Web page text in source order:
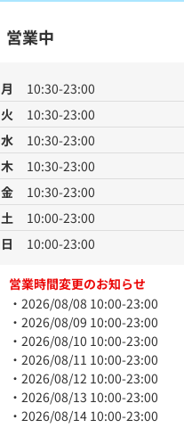
営業中
月
10:30-23:00
火
10:30-23:00
水
10:30-23:00
木
10:30-23:00
金
10:30-23:00
土
10:00-23:00
日
10:00-23:00
営業時間変更のお知らせ
2026/08/08 10:00-23:00
2026/08/09 10:00-23:00
2026/08/10 10:00-23:00
2026/08/11 10:00-23:00
2026/08/12 10:00-23:00
2026/08/13 10:00-23:00
2026/08/14 10:00-23:00